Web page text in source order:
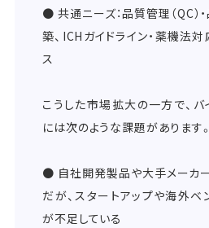
● 共通ニーズ：品質管理（QC）
築、ICHガイドライン・薬機法
ス
こうした市場拡大の一方で、
には次のような課題があります。
● 自社開発製品や大手メーカ
だが、スタートアップや海外
が不足している